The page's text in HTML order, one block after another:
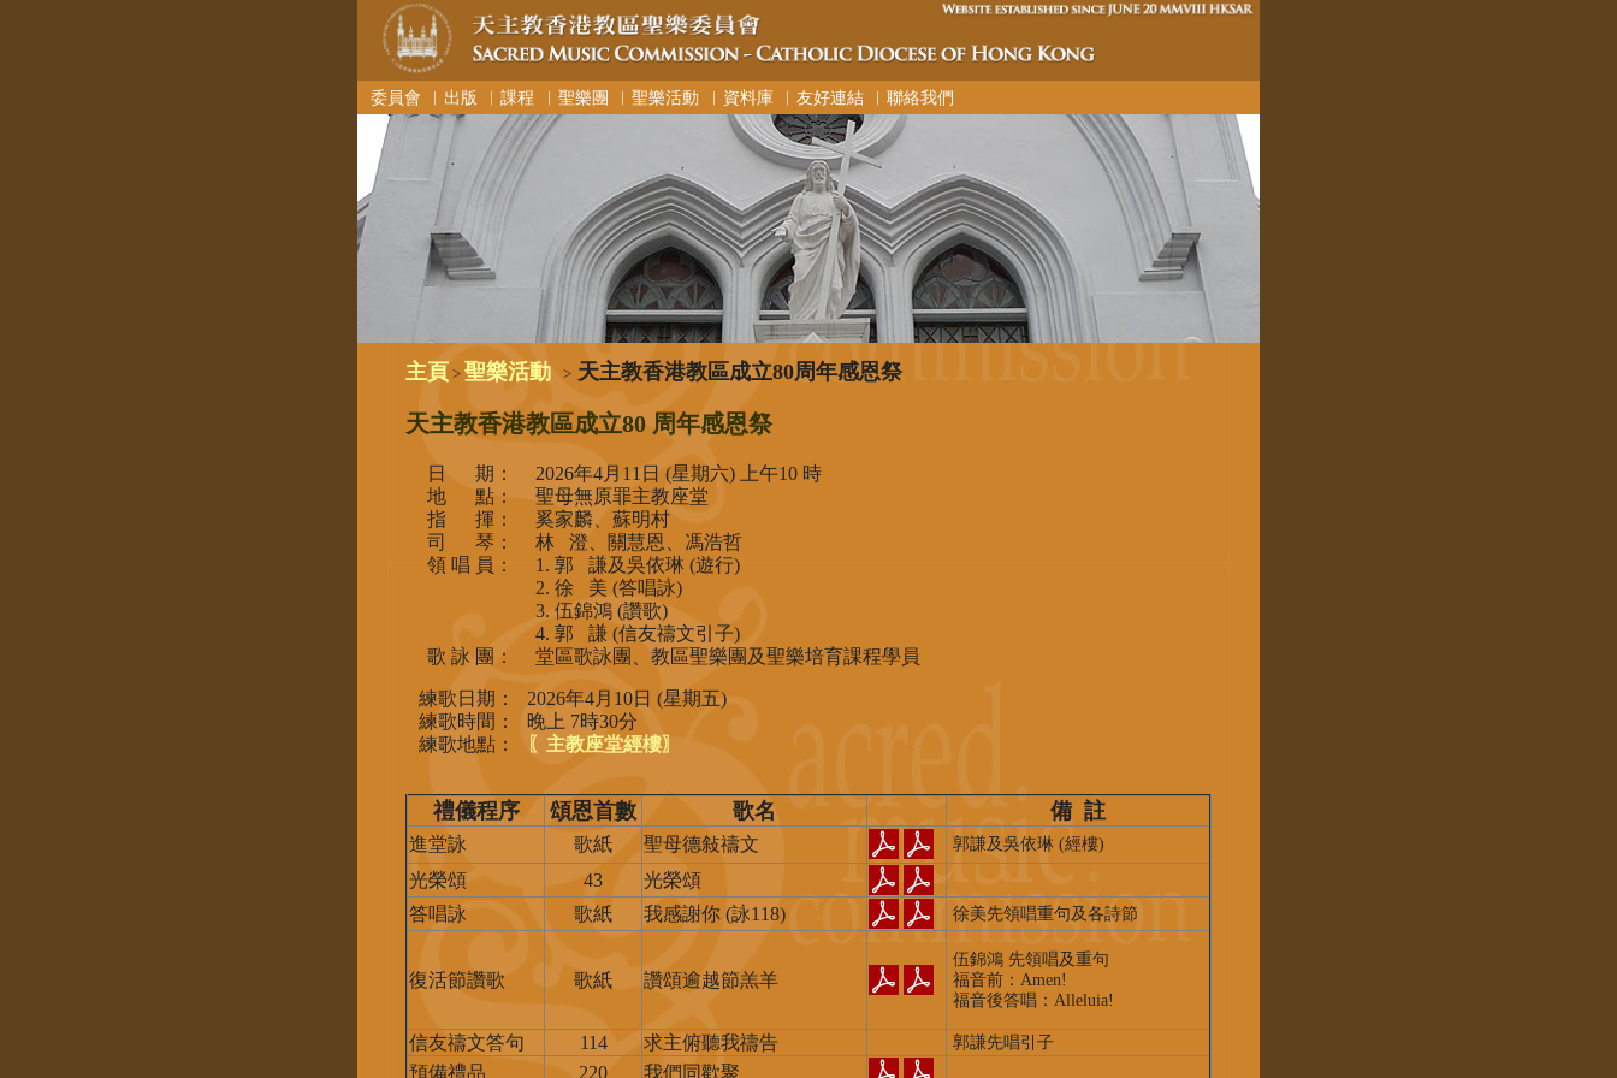
委員會 ︳出版 ︳課程 ︳聖樂團 ︳聖樂活動 ︳資料庫 ︳友好連結 ︳聯絡我們
主頁 > 聖樂活動 > 天主教香港教區成立80周年感恩祭
天主教香港教區成立80 周年感恩祭
日 期：
2026年4月11日 (星期六) 上午10 時
地 點：
聖母無原罪主教座堂
指 揮：
奚家麟、蘇明村
司 琴：
林 澄、關慧恩、馮浩哲
領 唱 員：
1. 郭 謙及吳依琳 (遊行)
2. 徐 美 (答唱詠)
3. 伍錦鴻 (讚歌)
4. 郭 謙 (信友禱文引子)
歌 詠 團：
堂區歌詠團、教區聖樂團及聖樂培育課程學員
練歌日期：
2026年4月10日 (星期五)
練歌時間：
晚上 7時30分
練歌地點：
〖主教座堂經樓〗
禮儀程序 頌恩首數 歌名 備 註
進堂詠 歌紙 聖母德敍禱文 郭謙及吳依琳 (經樓)
光榮頌 43
光榮頌
答唱詠
歌紙 我感謝你 (詠118) 徐美先領唱重句及各詩節
復活節讚歌 歌紙 讚頌逾越節羔羊
伍錦鴻 先領唱及重句
福音前：Amen!
福音後答唱：Alleluia!
信友禱文答句 114 求主俯聽我禱告 郭謙先唱引子
預備禮品 220 我們同歡聚